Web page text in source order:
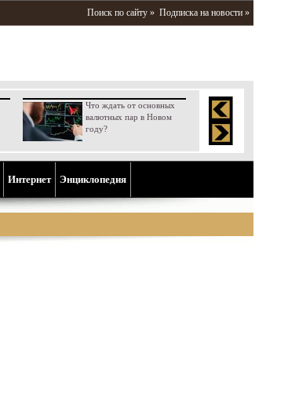
Поиск по сайту » Подписка на новости »
Что ждать от основных
валютных пар в Новом
году?
Интернет Энциклопедия